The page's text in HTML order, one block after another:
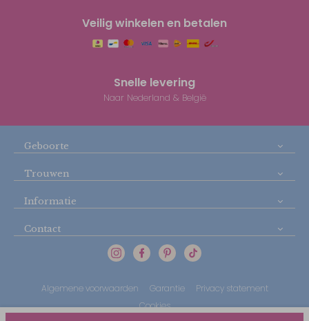
Veilig winkelen en betalen
Snelle levering
Naar Nederland & België
Geboorte
Trouwen
Informatie
Contact
Algemene voorwaarden Garantie
Privacy statement
Cookies